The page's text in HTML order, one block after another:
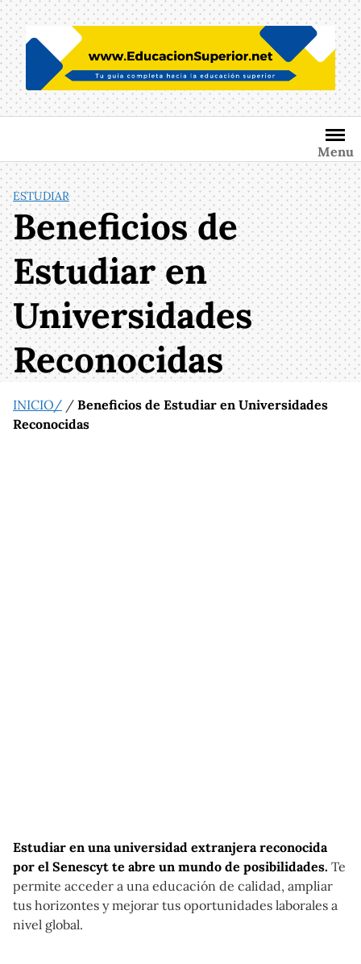
Saltar
al
contenido
Menu
ESTUDIAR
Beneficios de
Estudiar en
Universidades
Reconocidas
INICIO/ / Beneficios de Estudiar en Universidades
Reconocidas
Estudiar en una universidad extranjera reconocida
por el Senescyt te abre un mundo de posibilidades. Te
permite acceder a una educación de calidad, ampliar
tus horizontes y mejorar tus oportunidades laborales a
nivel global.